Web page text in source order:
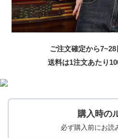
ご注文確定から
送料は1注文あたり
購入時の
必ず購入前にお読